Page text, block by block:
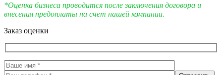
*Оценка бизнеса проводится после заключения договора и
внесения предоплаты на счет нашей компании.
Заказ оценки